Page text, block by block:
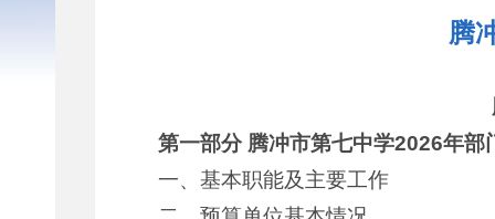
腾
第一部分 腾冲市第七中学2026年部
一、基本职能及主要工作